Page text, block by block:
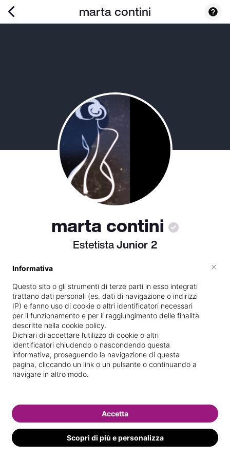
marta contini
marta contini
EstetistaJunior2
Titolare pressoMarta estetica e
benessere
Specializzata inMassaggi del
benessere
Vedi le informazioni di marta
Informativa
Questo sito o gli strumenti di terze parti in esso integrati
trattano dati personali (es. dati di navigazione o indirizzi
IP) e fanno uso di cookie o altri identificatori necessari
per il funzionamento e per il raggiungimento delle finalità
descritte nella cookie policy.
Dichiari di accettare l’utilizzo di cookie o altri
identificatori chiudendo o nascondendo questa
informativa, proseguendo la navigazione di questa
pagina, cliccando un link o un pulsante o continuando a
navigare in altro modo.
Scopri di più e personalizza
Accetta
×